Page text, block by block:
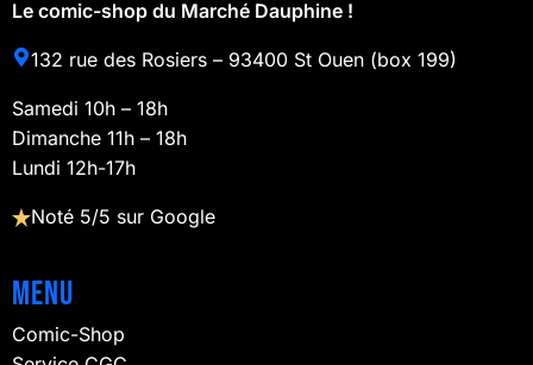
Le comic-shop du Marché Dauphine !
132 rue des Rosiers – 93400 St Ouen (box 199)
Samedi 10h – 18h
Dimanche 11h – 18h
Lundi 12h-17h
Noté 5/5 sur Google
Menu
Comic-Shop